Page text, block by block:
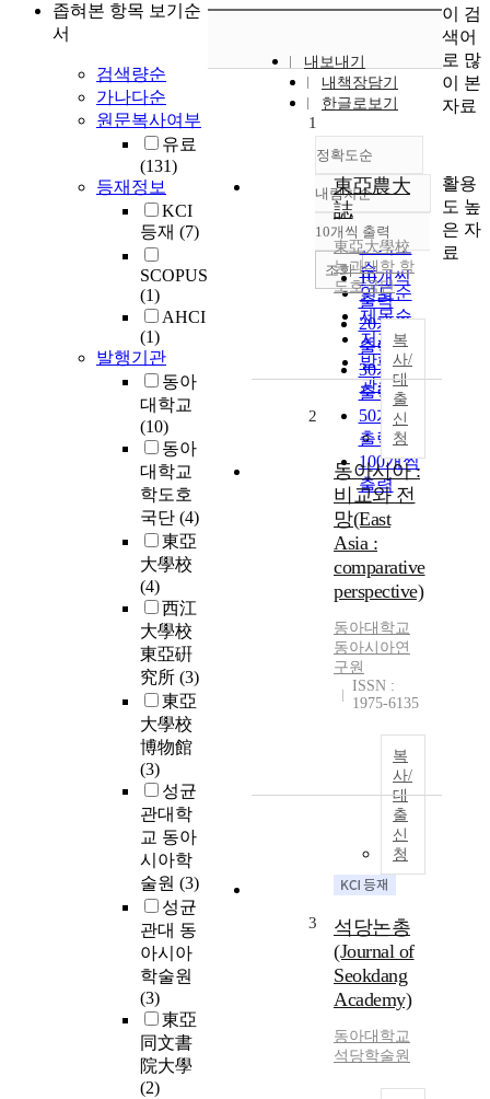
좁혀본 항목 보기순
서
검색량순
가나다순
원문복사여부
유료
(131)
등재정보
KCI
등재 (7)
SCOPUS
(1)
AHCI
(1)
발행기관
동아
대학교
(10)
동아
대학교
학도호
국단 (4)
東亞
大學校
(4)
西江
大學校
東亞硏
究所 (3)
東亞
大學校
博物館
(3)
성균
관대학
교 동아
시아학
술원 (3)
성균
관대 동
아시아
학술원
(3)
東亞
同文書
院大學
(2)
내보내기
내책장담기
한글로보기
정확도순
정확도
순
인기도
순
연도순
제목순
저자순
발행기
관순
내림차순
내림차순
10개씩 출력
10개씩
출력
20개씩
출력
30개씩
출력
50개씩
출력
100개씩
출력
조회
1
東亞農大
誌
東亞大學校
농과대학 학
도호국단
복
사/
대
출
신
청
2
동아시아 :
비교와 전
망(East
Asia :
comparative
perspective)
동아대학교
동아시아연
구원
ISSN :
1975-6135
복
사/
대
출
신
청
3
석당논총
(Journal of
Seokdang
Academy)
동아대학교
석당학술원
이 검
색어
로 많
이 본
자료
활용
도 높
은 자
료